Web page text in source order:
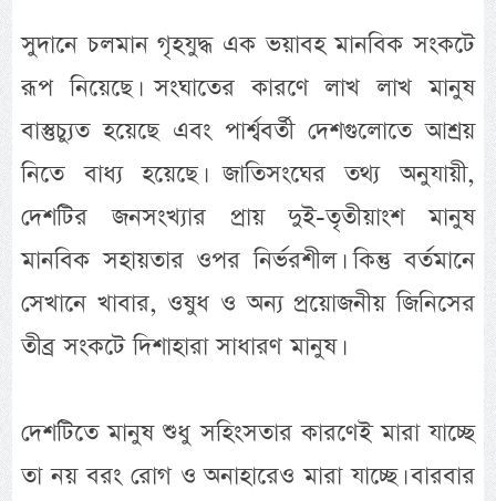
সুদানে চলমান গৃহযুদ্ধ এক ভয়াবহ মানবিক সংকটে
রূপ নিয়েছে। সংঘাতের কারণে লাখ লাখ মানুষ
বাস্তুচ্যুত হয়েছে এবং পার্শ্ববর্তী দেশগুলোতে আশ্রয়
নিতে বাধ্য হয়েছে। জাতিসংঘের তথ্য অনুযায়ী,
দেশটির জনসংখ্যার প্রায় দুই-তৃতীয়াংশ মানুষ
মানবিক সহায়তার ওপর নির্ভরশীল। কিন্তু বর্তমানে
সেখানে খাবার, ওষুধ ও অন্য প্রয়োজনীয় জিনিসের
তীব্র সংকটে দিশাহারা সাধারণ মানুষ।
দেশটিতে মানুষ শুধু সহিংসতার কারণেই মারা যাচ্ছে
তা নয় বরং রোগ ও অনাহারেও মারা যাচ্ছে। বারবার